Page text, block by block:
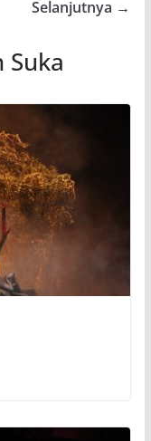
Selanjutnya →
Suka